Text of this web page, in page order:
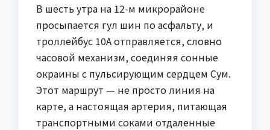
В шесть утра на 12-м микрорайоне
просыпается гул шин по асфальту, и
троллейбус 10А отправляется, словно
часовой механизм, соединяя сонные
окраины с пульсирующим сердцем Сум.
Этот маршрут — не просто линия на
карте, а настоящая артерия, питающая
транспортными соками отдаленные